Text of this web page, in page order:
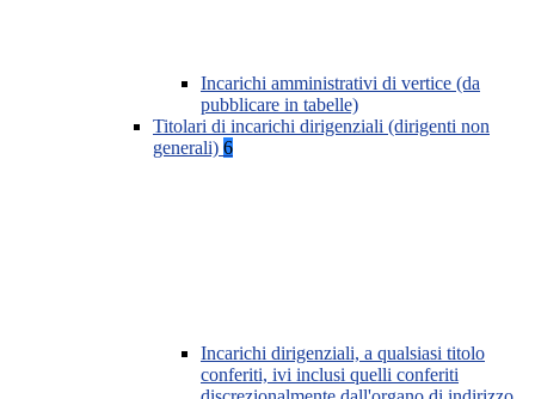
Incarichi amministrativi di vertice (da
pubblicare in tabelle)
Titolari di incarichi dirigenziali (dirigenti non
generali) 6
Incarichi dirigenziali, a qualsiasi titolo
conferiti, ivi inclusi quelli conferiti